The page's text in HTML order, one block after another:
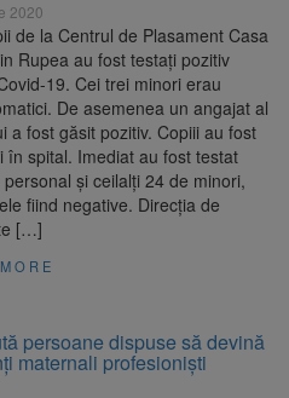
2020
de la Centrul de Plasament Casa
Rupea au fost testați pozitiv
19. Cei trei minori erau
De asemenea un angajat al
a fost găsit pozitiv. Copiii au fost
în spital. Imediat au fost testat
și ceilalți 24 de minori,
fiind negative. Direcția de
[…]
persoane dispuse să devină
maternali profesioniști